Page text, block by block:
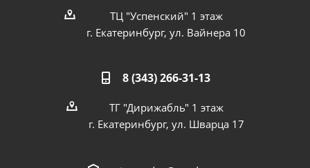
ТЦ "Успенский" 1 этаж
г. Екатеринбург, ул. Вайнера 10
8 (343) 266-31-13
ТГ "Дирижабль" 1 этаж
г. Екатеринбург, ул. Шварца 17